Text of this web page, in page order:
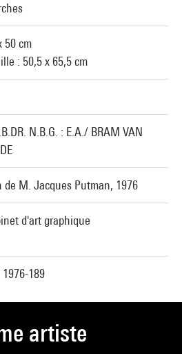
50 cm
: 50,5 x 65,5 cm
N.B.G. : E.A./ BRAM VAN
de M. Jacques Putman, 1976
d'art graphique
189
artiste